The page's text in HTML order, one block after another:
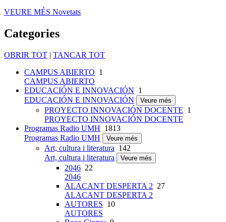
VEURE MÉS Novetats
Categories
OBRIR TOT | TANCAR TOT
CAMPUS ABIERTO 1
CAMPUS ABIERTO
EDUCACIÓN E INNOVACIÓN 1
EDUCACIÓN E INNOVACIÓN
Veure més
PROYECTO INNOVACIÓN DOCENTE 1
PROYECTO INNOVACIÓN DOCENTE
Programas Radio UMH 1813
Programas Radio UMH
Veure més
Art, cultura i literatura 142
Art, cultura i literatura
Veure més
2046 22
2046
ALACANT DESPERTA 2 27
ALACANT DESPERTA 2
AUTORES 10
AUTORES